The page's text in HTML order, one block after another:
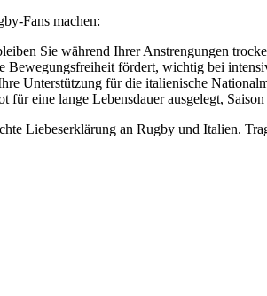
Fans machen:
Sie während Ihrer Anstrengungen
Bewegungsfreiheit fördert, wichtig bei
Unterstützung für die italienische
für eine lange Lebensdauer ausgelegt,
Liebeserklärung an Rugby und Italien.